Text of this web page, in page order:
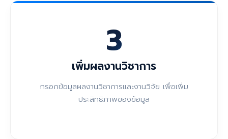
3
เพิ่มผลงานวิชาการ
กรอกข้อมูลผลงานวิชาการและงานวิจัย เพื่อเพิ่ม
ประสิทธิภาพของข้อมูล